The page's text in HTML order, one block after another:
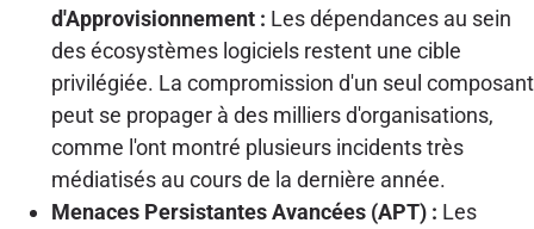
d'Approvisionnement : Les dépendances au sein
des écosystèmes logiciels restent une cible
privilégiée. La compromission d'un seul composant
peut se propager à des milliers d'organisations,
comme l'ont montré plusieurs incidents très
médiatisés au cours de la dernière année.
Menaces Persistantes Avancées (APT) : Les